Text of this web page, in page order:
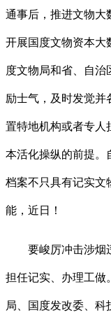
通事后，推进文物大
开展国度文物资本大
度文物局和省、自
励士气，及时发觉并
置特地机构或者专人
本活化操纵的前提。
档案不只具有记实文
能，近日！
要峻厉冲击涉烟违
担任记实、办理工做
局、国度发改委、科